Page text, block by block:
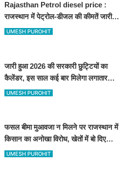
Rajasthan Petrol diesel price :
राजस्थान में पेट्रोल-डीजल की कीमतें जारी,
जानिए बीकानेर समेत पुरे प्रदेश में नए रेट
UMESH PUROHIT
जारी हुआ 2026 की सरकारी छुट्टियों का
कैलेंडर, इस साल कई बार मिलेगा लगातार
अवकाश, देखें
UMESH PUROHIT
फसल बीमा मुआवजा न मिलने पर राजस्थान में
किसान का अनोखा विरोध, खेतों में बो दिए
500-500 रुपए के नोट, वीडियो वायरल
UMESH PUROHIT